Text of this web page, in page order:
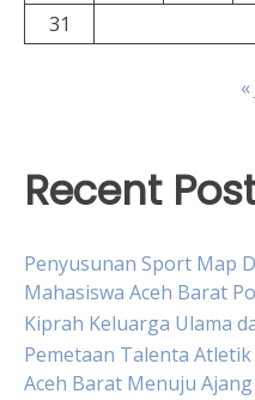
31
Recent
Penyusunan Sport Map
Mahasiswa Aceh Barat
Kiprah Keluarga Ulama
Pemetaan Talenta
Aceh Barat Menuju